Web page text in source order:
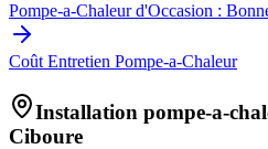
Pompe-a-Chaleur d'Occasion :
Coût Entretien Pompe-a-Chaleur
Installation pompe-a-
Ciboure